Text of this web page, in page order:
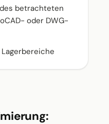
betrachteten
oder DWG-